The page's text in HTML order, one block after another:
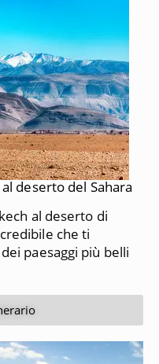
deserto del Sahara
al deserto di
che ti
paesaggi più belli